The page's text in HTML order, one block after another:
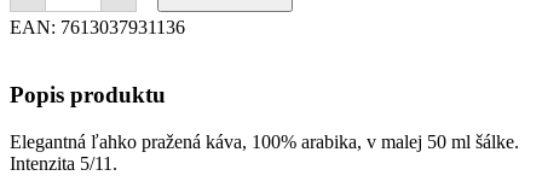
kapsule
DOLCE
(16
EAN: 7613037931136
Popis produktu
Elegantná ľahko pražená káva, 100% arabika, v malej 50 ml šálke.
Intenzita 5/11.